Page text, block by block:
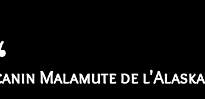
Malamute de l'Alaska